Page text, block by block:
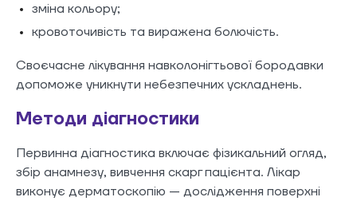
зміна кольору;
кровоточивість та виражена болючість.
Своєчасне лікування навколонігтьової бородавки
допоможе уникнути небезпечних ускладнень.
Методи діагностики
Первинна діагностика включає фізикальний огляд,
збір анамнезу, вивчення скарг пацієнта. Лікар
виконує дерматоскопію — дослідження поверхні